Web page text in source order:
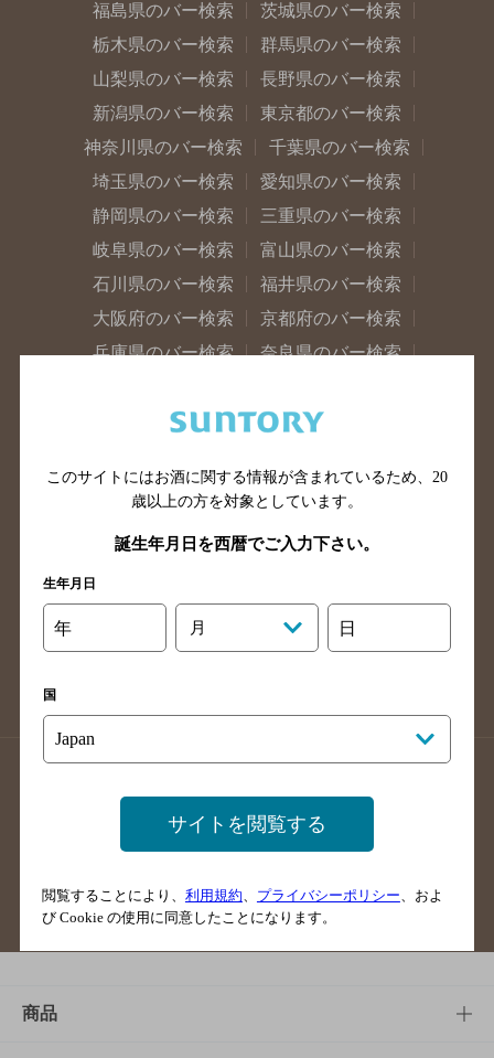
福島県のバー検索
茨城県のバー検索
栃木県のバー検索
群馬県のバー検索
山梨県のバー検索
長野県のバー検索
新潟県のバー検索
東京都のバー検索
神奈川県のバー検索
千葉県のバー検索
埼玉県のバー検索
愛知県のバー検索
静岡県のバー検索
三重県のバー検索
岐阜県のバー検索
富山県のバー検索
石川県のバー検索
福井県のバー検索
大阪府のバー検索
京都府のバー検索
兵庫県のバー検索
奈良県のバー検索
広島県のバー検索
岡山県のバー検索
島根県のバー検索
徳島県のバー検索
高知県のバー検索
福岡県のバー検索
長崎県のバー検索
大分県のバー検索
熊本県のバー検索
掲載店舗様ログイン
サイトマップ ご意見・ご感想
商品
このサイトにはお酒に関する情報が含まれているため、 20
歳以上の方を対象としています。
誕生年月日を西暦でご入力下さい。
生年月日
年 月 日
国
サイトを閲覧する
閲覧することにより、 利用規約 プライバシーポリシー 、およ
び Cookie の使用に同意したことになります。